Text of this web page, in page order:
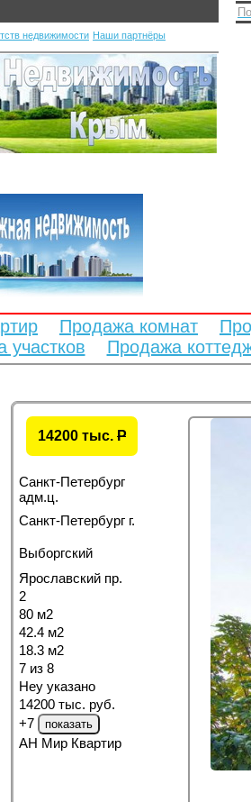
недвижимости Наши партнёры
Продажа комнат
участков
Продажа
14200 тыс. P
Санкт-Петербург
адм.ц.
Санкт-Петербург г.
Выборгский
Ярославский пр.
2
80 м2
42.4 м2
18.3 м2
7 из 8
Неу указано
14200 тыс. руб.
+7
АН Мир Квартир